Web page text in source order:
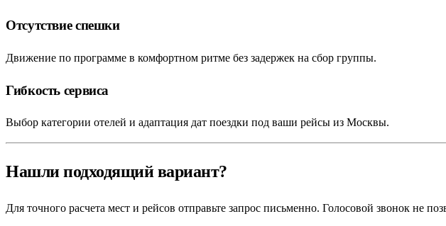
Отсутствие спешки
Движение по программе в комфортном ритме без задержек на сбор группы.
Гибкость сервиса
Выбор категории отелей и адаптация дат поездки под ваши рейсы из Москвы.
Нашли подходящий вариант?
Для точного расчета мест и рейсов отправьте запрос письменно. Голосовой звонок не